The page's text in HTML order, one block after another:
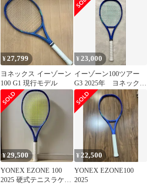
¥27,799
ヨネックス イーゾーン
100 G1 現行モデル
¥ 23,000
イーゾーン100ツアー
G3 2025年 ヨネックス
08EZ10TR
¥29,500
YONEX EZONE 100
2025 硬式テニスラケッ
¥ 22,500
YONEX EZONE100
2025